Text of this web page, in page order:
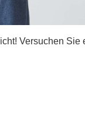
Versuchen Sie